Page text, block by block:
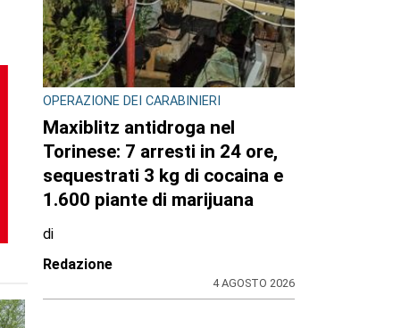
OPERAZIONE DEI CARABINIERI
Maxiblitz antidroga nel
Torinese: 7 arresti in 24 ore,
sequestrati 3 kg di cocaina e
1.600 piante di marijuana
di
Redazione
4 AGOSTO 2026